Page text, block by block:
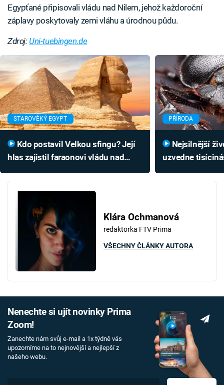
Egypťané připisovali vládu nad Nilem, jehož každoroční
záplavy poskytovaly zemi vláhu a úrodnou půdu.
Zdroj: Uni-tuebingen.de
STAROVĚKÝ EGYPT
hlas zajistil faraonovi vládu nad
PŘÍRODA
uzvedne
Klára Ochmanová
redaktorka FTV Prima
VŠECHNY ČLÁNKY AUTORA
Nenechte si ujít novinky Prima
Zoom!
Zanechte nám svůj e-mail a 1x týdně vás
upozorníme na to nejnovější a nejlepší z
našeho webu.